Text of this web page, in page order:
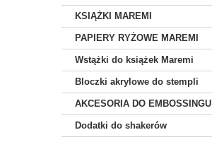
KSIĄŻKI MAREMI
PAPIERY RYŻOWE MAREMI
Wstążki do książek Maremi
Bloczki akrylowe do stempli
AKCESORIA DO EMBOSSINGU
Dodatki do shakerów